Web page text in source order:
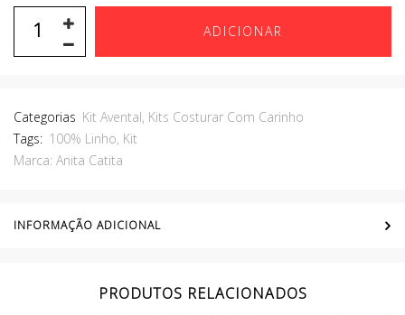
ADICIONAR
Categorias Kit Avental, Kits Costurar Com Carinho
Tags: 100% Linho, Kit
Marca: Anita Catita
INFORMAÇÃO ADICIONAL
PRODUTOS RELACIONADOS